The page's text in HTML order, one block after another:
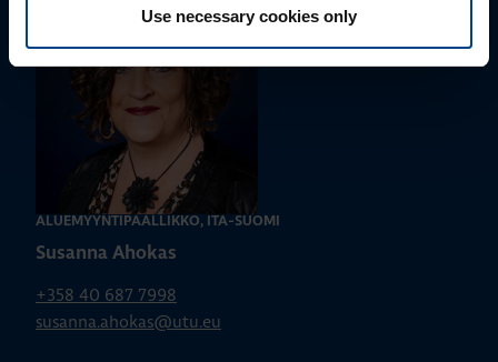
Use necessary cookies only
ALUEMYYNTIPÄÄLLIKKÖ, ITÄ-SUOMI
Susanna Ahokas
+358 40 687 7998
susanna.ahokas@utu.eu